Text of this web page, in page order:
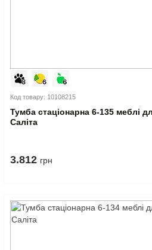
Код товару: 10108215
Тумба стаціонарна 6-135 меблі
Саліта
3.812 грн